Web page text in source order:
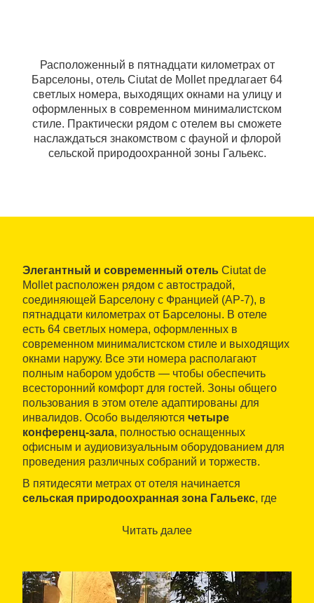
Расположенный в пятнадцати километрах от
Барселоны, отель Ciutat de Mollet предлагает 64
светлых номера, выходящих окнами на улицу и
оформленных в современном минималистском
стиле. Практически рядом с отелем вы сможете
наслаждаться знакомством с фауной и флорой
сельской природоохранной зоны Гальекс.
Элегантный и современный отель Ciutat de
Mollet расположен рядом с автострадой,
соединяющей Барселону с Францией (AP-7), в
пятнадцати километрах от Барселоны. В отеле
есть 64 светлых номера, оформленных в
современном минималистском стиле и выходящих
окнами наружу. Все эти номера располагают
полным набором удобств — чтобы обеспечить
всесторонний комфорт для гостей. Зоны общего
пользования в этом отеле адаптированы для
инвалидов. Особо выделяются четыре
конференц-зала, полностью оснащенных
офисным и аудиовизуальным оборудованием для
проведения различных собраний и торжеств.
В пятидесяти метрах от отеля начинается
сельская природоохранная зона Гальекс, где
прогулки, любуясь чудесными видами и знакомясь
Читать далее